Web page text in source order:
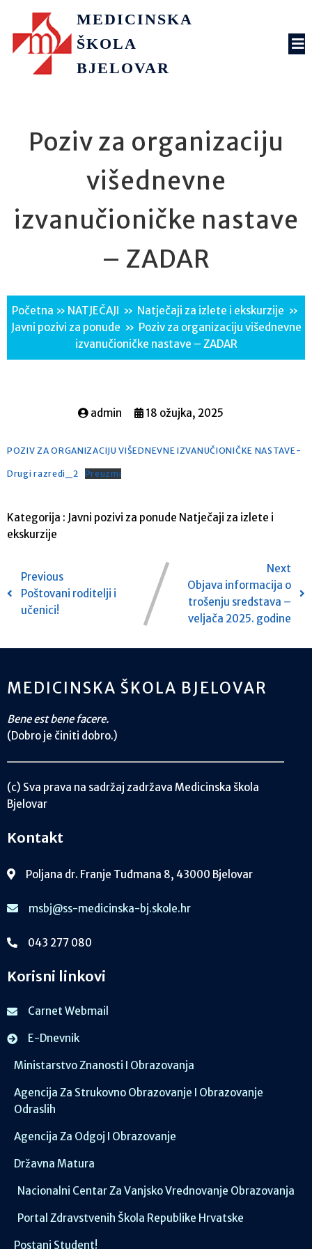
MEDICINSKA
ŠKOLA
BJELOVAR
Poziv za organizaciju
višednevne
izvanučioničke nastave
– ZADAR
Početna » NATJEČAJI » Natječaji za izlete i ekskurzije »
Javni pozivi za ponude » Poziv za organizaciju višednevne
izvanučioničke nastave – ZADAR
admin 18 ožujka, 2025
POZIV ZA ORGANIZACIJU VIŠEDNEVNE IZVANUČIONIČKE NASTAVE-
Drugi razredi_2 Preuzmi
Kategorija : Javni pozivi za ponude Natječaji za izlete i
ekskurzije
Previous
Poštovani roditelji i
učenici!
Next
Objava informacija o
trošenju sredstava –
veljača 2025. godine
MEDICINSKA ŠKOLA BJELOVAR
Bene est bene facere.
(Dobro je činiti dobro.)
(c) Sva prava na sadržaj zadržava Medicinska škola
Bjelovar
Kontakt
Poljana dr. Franje Tuđmana 8, 43000 Bjelovar
msbj@ss-medicinska-bj.skole.hr
043 277 080
Korisni linkovi
Carnet Webmail
E-Dnevnik
Ministarstvo Znanosti I Obrazovanja
Agencija Za Strukovno Obrazovanje I Obrazovanje
Odraslih
Agencija Za Odgoj I Obrazovanje
Državna Matura
Nacionalni Centar Za Vanjsko Vrednovanje Obrazovanja
Portal Zdravstvenih Škola Republike Hrvatske
Postani Student!